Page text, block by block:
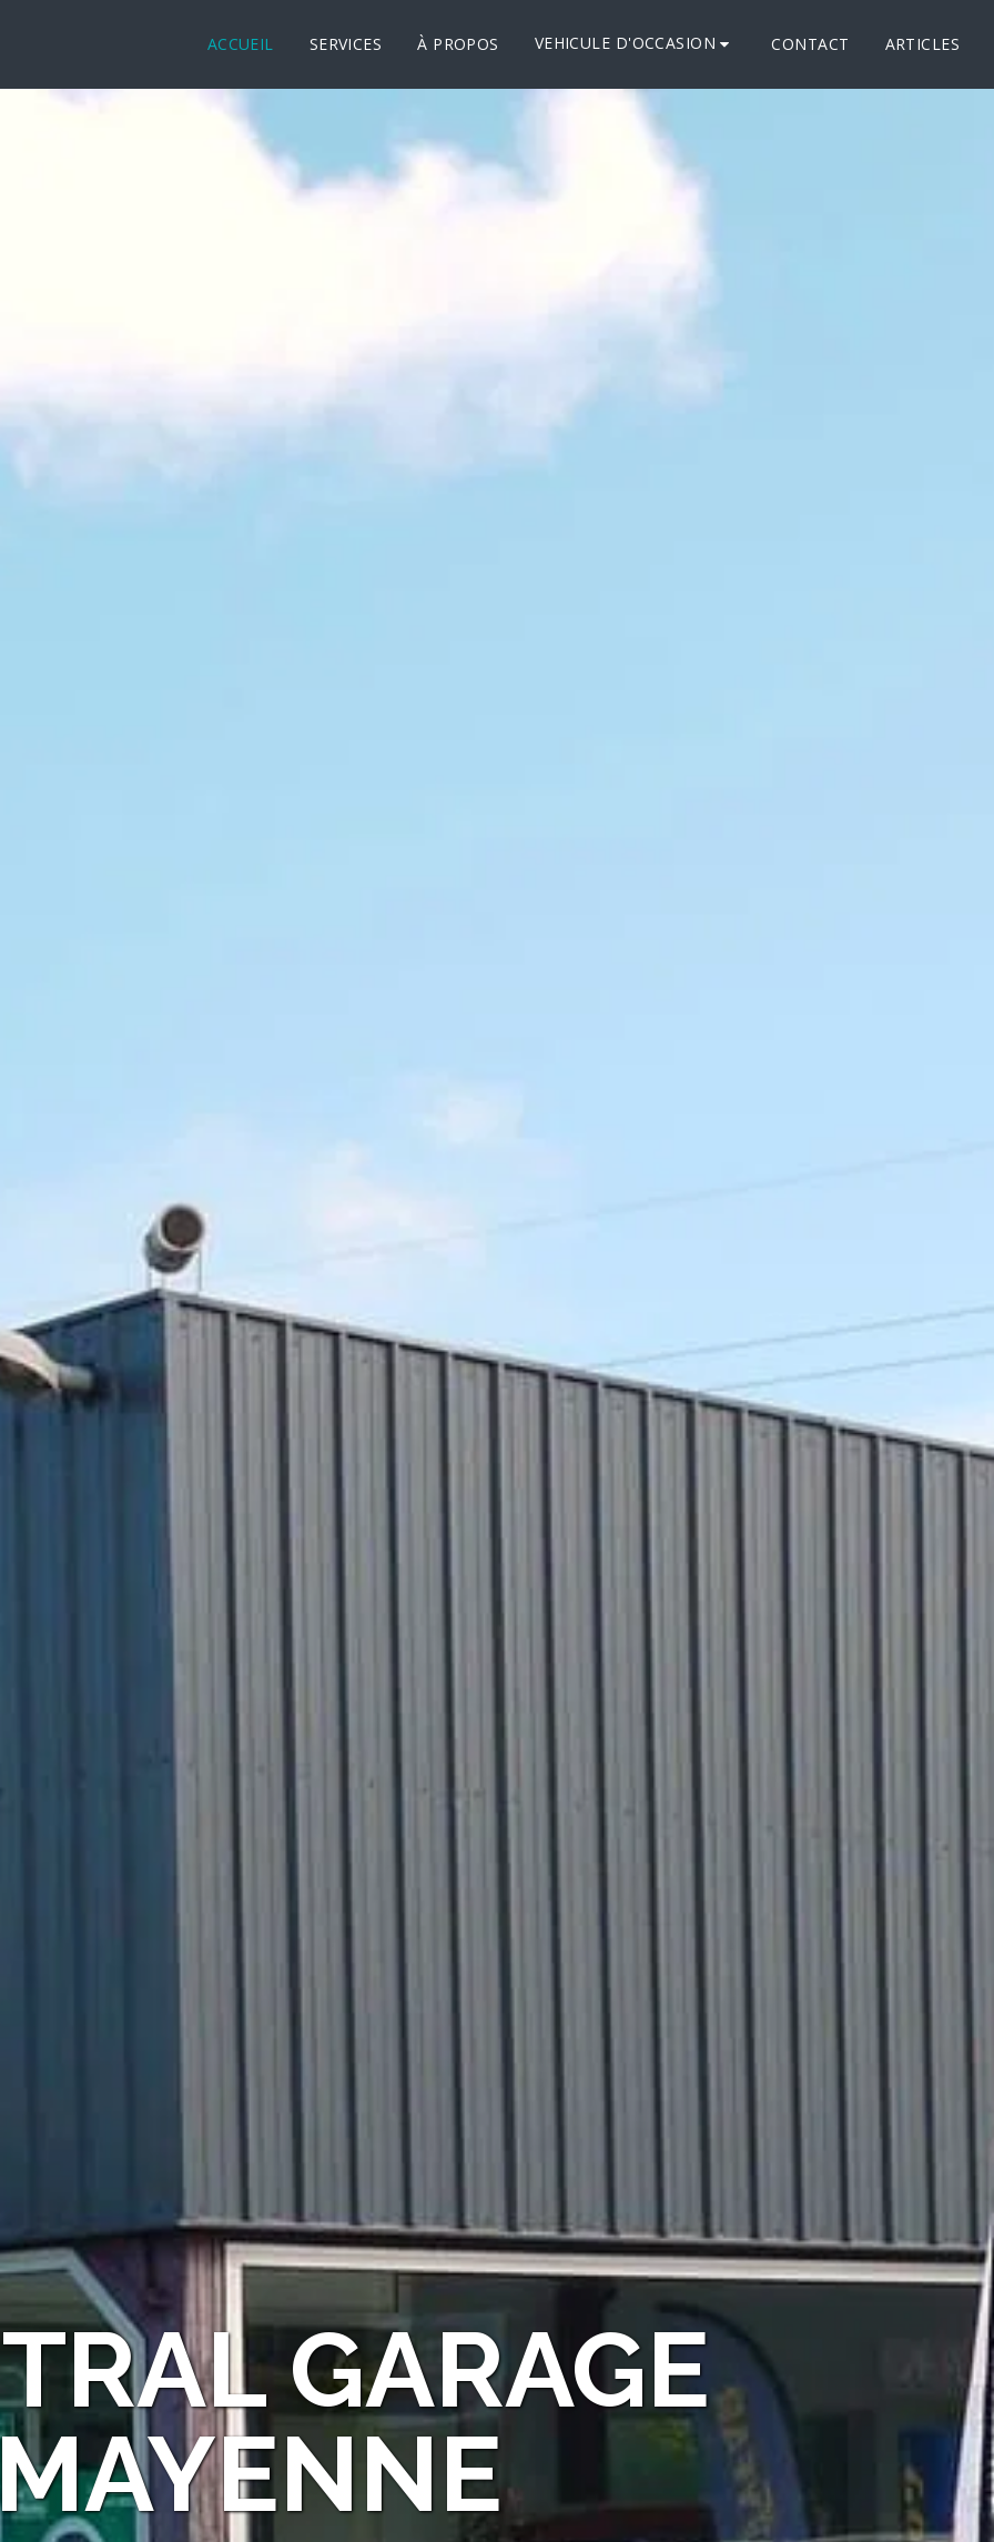
ACCUEIL SERVICES À PROPOS VEHICULE D'OCCASION CONTACT ARTICLES
GARAGE